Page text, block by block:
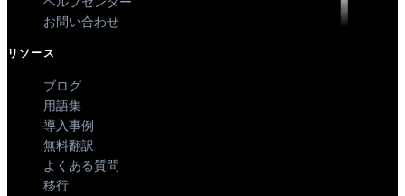
お問い合わせ
リソース
ブログ
用語集
導入事例
無料翻訳
よくある質問
移行